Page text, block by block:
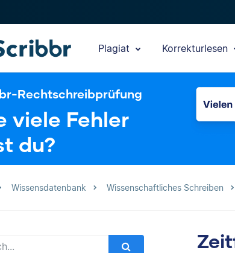
Plagiat Korrekturlesen
Rechtschreibprüfung
viele Fehler
du?
Wissensdatenbank Wissenschaftliches Schreiben